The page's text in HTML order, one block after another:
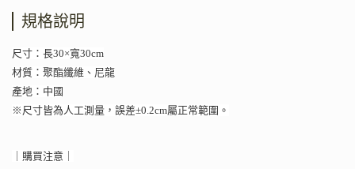
規格說明
尺寸：長30×寬30cm
材質：聚酯纖維、尼龍
產地：中國
※尺寸皆為人工測量，誤差±0.2cm屬正常範圍。
｜購買注意｜